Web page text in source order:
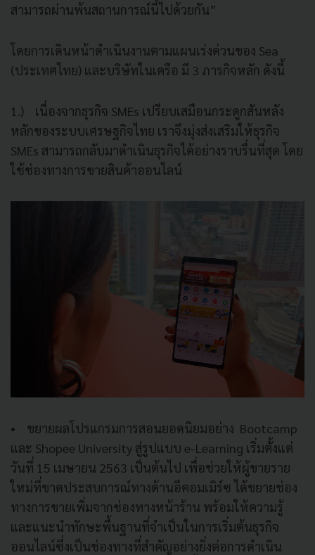
สามารถผ่านพ้นสถานการณ์นี้ไปด้วยกัน”
โดยการเดินหน้าดำเนินงานตามแผนเร่งด่วนของ Sea
(ประเทศไทย) และบริษัทในเครือ มี 3 ภารกิจหลัก ดังนี้
1.) เนื่องจากธุรกิจ SMEs เปรียบเสมือนกระดูกสันหลัง
หลักของระบบเศรษฐกิจไทย เราจึงมุ่งส่งเสริมให้ธุรกิจ
SMEs สามารถกลับมาดำเนินธุรกิจได้อย่างราบรื่นที่สุด โดย
ใช้ช่องทางการขายสินค้าออนไลน์
• ขยายผลโปรแกรมการสอนยอดนิยมอย่าง Bootcamp
และ Shopee University สู่รูปแบบ e-Learning เริ่มตั้งแต่
วันที่ 15 เมษายน 2563 เป็นต้นไป เพื่อช่วยให้ผู้ขายราย
ใหม่ที่ขาดประสบการณ์ทางด้านอีคอมเมิร์ซ ได้ขยายช่อง
ทางการขายเพิ่มจากช่องทางหน้าร้าน พร้อมให้ความรู้
และแนะนำทักษะพื้นฐานที่จำเป็นในการเริ่มต้นธุรกิจ
ออนไลน์ซึ่งเป็นช่องทางที่สำคัญอย่างยิ่งต่อการดำเนิน